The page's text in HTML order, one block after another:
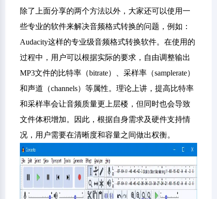
除了上面分享的两个方法以外，大家还可以使用一
些专业的软件来解决音频格式转换的问题，例如：
Audacity这样的专业级音频格式转换软件。在使用的
过程中，用户可以根据实际的要求，自由调整输出
MP3文件的比特率（bitrate）、采样率（samplerate）
和声道（channels）等属性。理论上讲，提高比特率
和采样率会让音频质量更上层楼，但同时也会导致
文件体积增加。因此，根据自身需求及硬件支持情
况，用户需要在清晰度和容量之间做出权衡。